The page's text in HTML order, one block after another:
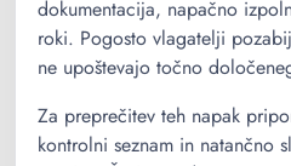
dokumentacija, napačno
roki. Pogosto vlagatelji
ne upoštevajo točno
Za preprečitev teh napak
kontrolni seznam in natančno